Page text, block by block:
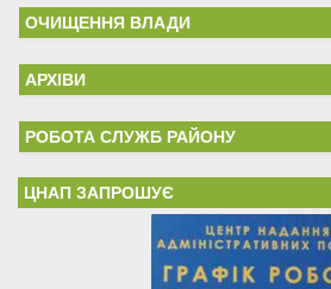
ОЧИЩЕННЯ ВЛАДИ
АРХІВИ
РОБОТА СЛУЖБ РАЙОНУ
ЦНАП ЗАПРОШУЄ